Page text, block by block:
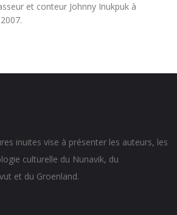
et conteur Johnny Inukpuk à
inuites vise à présenter les auteurs, les
culturelle du Nunavik, du
et du Groenland.